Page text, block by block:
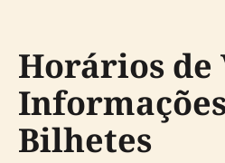
Horários de
Bilhetes